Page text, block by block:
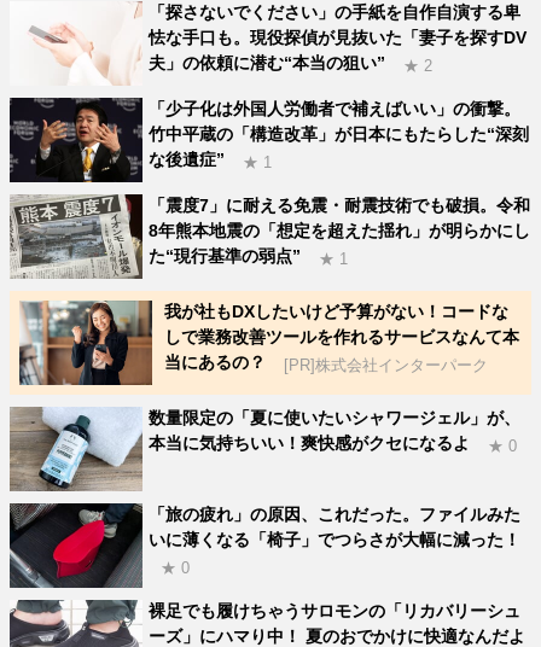
「探さないでください」の手紙を自作自演する卑
怯な手口も。現役探偵が見抜いた「妻子を探すDV
夫」の依頼に潜む“本当の狙い”
★ 2
「少子化は外国人労働者で補えばいい」の衝撃。
竹中平蔵の「構造改革」が日本にもたらした“深刻
な後遺症”
★ 1
「震度7」に耐える免震・耐震技術でも破損。令和
8年熊本地震の「想定を超えた揺れ」が明らかにし
た“現行基準の弱点”
★ 1
我が社もDXしたいけど予算がない！コードな
しで業務改善ツールを作れるサービスなんて本
当にあるの？
[PR]株式会社インターパーク
数量限定の「夏に使いたいシャワージェル」が、
本当に気持ちいい！爽快感がクセになるよ
★ 0
「旅の疲れ」の原因、これだった。ファイルみた
いに薄くなる「椅子」でつらさが大幅に減った！
★ 0
裸足でも履けちゃうサロモンの「リカバリーシュ
ーズ」にハマり中！ 夏のおでかけに快適なんだよ